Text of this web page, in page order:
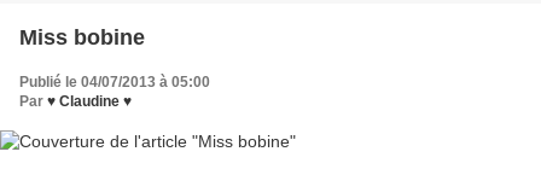
Miss bobine
Publié le 04/07/2013 à 05:00
Par ♥ Claudine ♥